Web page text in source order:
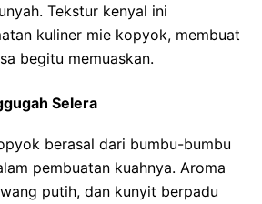
Tekstur kenyal ini
kuliner mie kopyok, membuat
begitu memuaskan.
Selera
berasal dari bumbu-bumbu
pembuatan kuahnya. Aroma
putih, dan kunyit berpadu